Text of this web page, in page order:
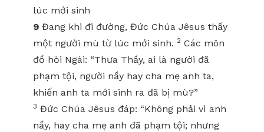
lúc mới sinh
9 Đang khi đi đường, Đức Chúa Jêsus thấy
một người mù từ lúc mới sinh. 2 Các môn
đồ hỏi Ngài: “Thưa Thầy, ai là người đã
phạm tội, người nầy hay cha mẹ anh ta,
khiến anh ta mới sinh ra đã bị mù?”
3 Đức Chúa Jêsus đáp: “Không phải vì anh
nầy, hay cha mẹ anh đã phạm tội; nhưng